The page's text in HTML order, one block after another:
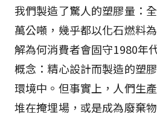
我們製造了驚人的塑膠量：
萬公噸，幾乎都以化石燃料
解為何消費者會固守1980年
概念：精心設計而製造的塑
環境中。但事實上，人們生
堆在掩埋場，或是成為廢棄物